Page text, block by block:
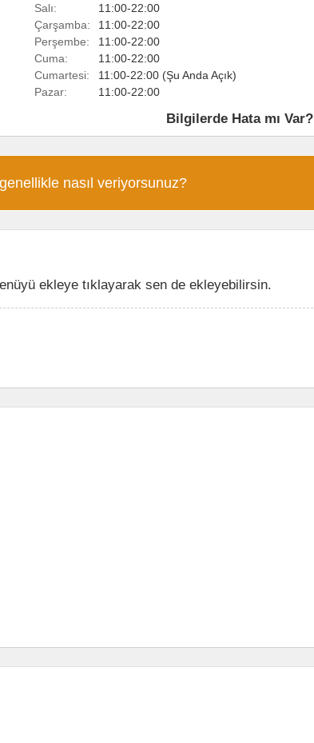
Salı:
11:00-22:00
Çarşamba:
11:00-22:00
Perşembe:
11:00-22:00
Cuma:
11:00-22:00
Cumartesi:
11:00-22:00 (Şu Anda Açık)
Pazar:
11:00-22:00
Bilgilerde Hata mı Var?
nasıl veriyorsunuz?
ekleye tıklayarak sen de ekleyebilirsin.